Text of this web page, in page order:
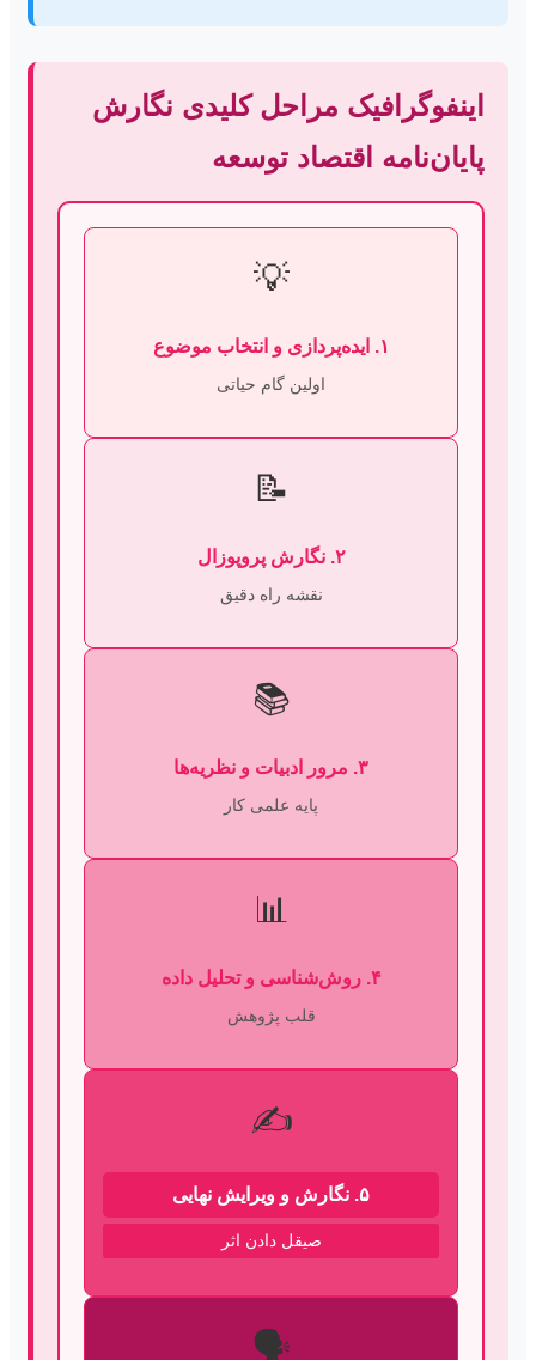
اینفوگرافیک مراحل کلیدی نگارش
پایان‌نامه اقتصاد توسعه
💡
۱. ایده‌پردازی و انتخاب موضوع
اولین گام حیاتی
📝
۲. نگارش پروپوزال
نقشه راه دقیق
📚
۳. مرور ادبیات و نظریه‌ها
پایه علمی کار
📊
۴. روش‌شناسی و تحلیل داده
قلب پژوهش
✍️
۵. نگارش و ویرایش نهایی
صیقل دادن اثر
🗣️